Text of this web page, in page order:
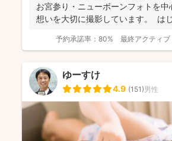
お宮参り・ニューボーンフォトを
想いを大切に撮影しています。 はじ
予約承諾率： 80% 最終アクティブ
ゆーすけ
4.9 (151)男性